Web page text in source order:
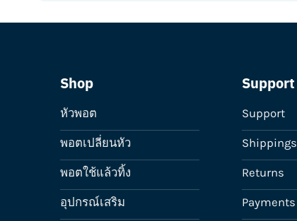
Shop
หัวพอต
พอตเปลี่ยนหัว
พอตใช้แล้วทิ้ง
อุปกรณ์เสริม
Support
Support
Shippings
Returns
Payments